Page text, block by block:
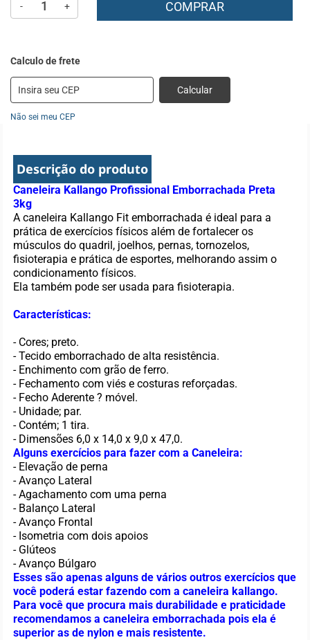
- + COMPRAR
Calcular
Não sei meu CEP
Descrição do produto
Caneleira Kallango Profissional Emborrachada Preta
3kg
A caneleira Kallango Fit emborrachada é ideal para a
prática de exercícios físicos além de fortalecer os
músculos do quadril, joelhos, pernas, tornozelos,
fisioterapia e prática de esportes, melhorando assim o
condicionamento físicos.
Ela também pode ser usada para fisioterapia.
Características:
- Cores; preto.
- Tecido emborrachado de alta resistência.
- Enchimento com grão de ferro.
- Fechamento com viés e costuras reforçadas.
- Fecho Aderente ? móvel.
- Unidade; par.
- Contém; 1 tira.
- Dimensões 6,0 x 14,0 x 9,0 x 47,0.
Alguns exercícios para fazer com a Caneleira:
- Elevação de perna
- Avanço Lateral
- Agachamento com uma perna
- Balanço Lateral
- Avanço Frontal
- Isometria com dois apoios
- Glúteos
- Avanço Búlgaro
Esses são apenas alguns de vários outros exercícios que
você poderá estar fazendo com a caneleira kallango.
Para você que procura mais durabilidade e praticidade
recomendamos a caneleira emborrachada pois ela é
superior as de nylon e mais resistente.